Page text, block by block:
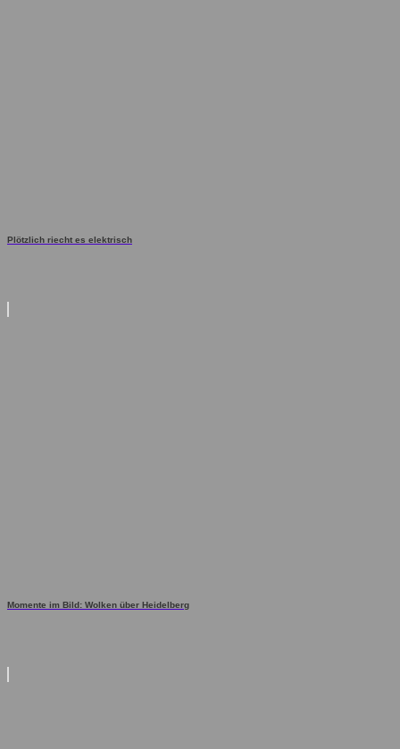
Plötzlich riecht es elektrisch
Momente im Bild: Wolken über Heidelberg